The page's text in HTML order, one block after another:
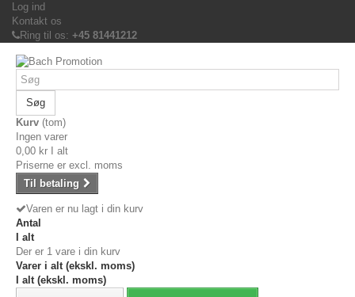
Log ind
Kontakt os
Ring til os: +45 81441212
Søg
Kurv (tom)
Ingen varer
0,00 kr
I alt
Priserne er excl. moms
Til betaling
Varen er nu lagt i din kurv
Antal
I alt
Der er 1 vare i din kurv
Varer i alt (ekskl. moms)
I alt (ekskl. moms)